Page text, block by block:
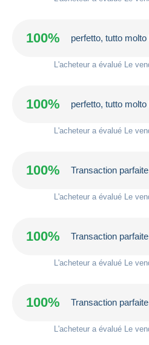
100% perfetto, tutto
L'acheteur a évalué Le
100% perfetto, tutto
L'acheteur a évalué Le
100% Transaction
L'acheteur a évalué Le
100% Transaction
L'acheteur a évalué Le
100% Transaction
L'acheteur a évalué Le